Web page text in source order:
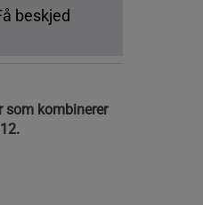
beskjed
som kombinerer